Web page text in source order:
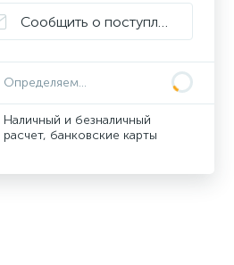
Сообщить о поступлении
Определяем...
Наличный и безналичный
расчет, банковские карты